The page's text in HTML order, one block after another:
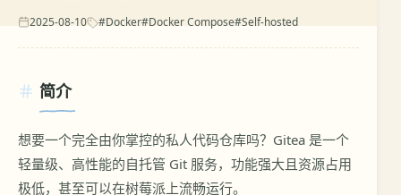
2025-08-10 #Docker#Docker Compose#Self-hosted
简介
想要一个完全由你掌控的私人代码仓库吗？Gitea 是一个
轻量级、高性能的自托管 Git 服务，功能强大且资源占用
极低，甚至可以在树莓派上流畅运行。